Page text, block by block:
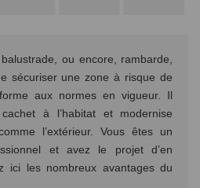
ou encore, rambarde,
sécuriser une zone à risque de
aux normes en vigueur. Il
à l’habitat et modernise
l’extérieur. Vous êtes un
et avez le projet d’en
ici les nombreux avantages du